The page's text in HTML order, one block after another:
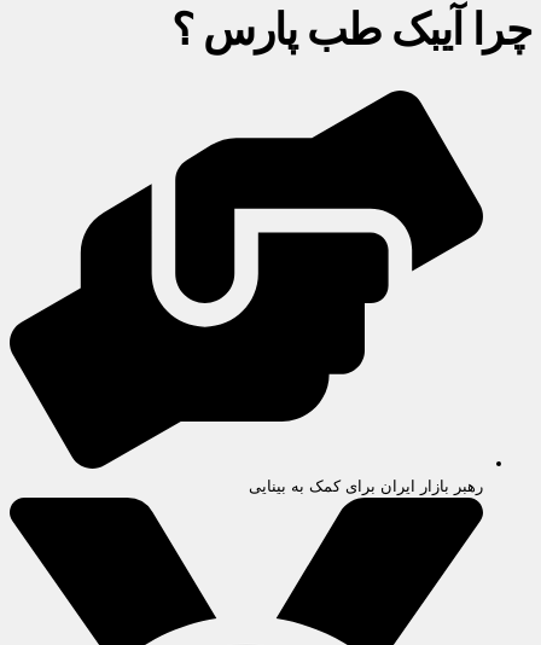
چرا آیبک طب پارس ؟
رهبر بازار ایران برای کمک به بینایی